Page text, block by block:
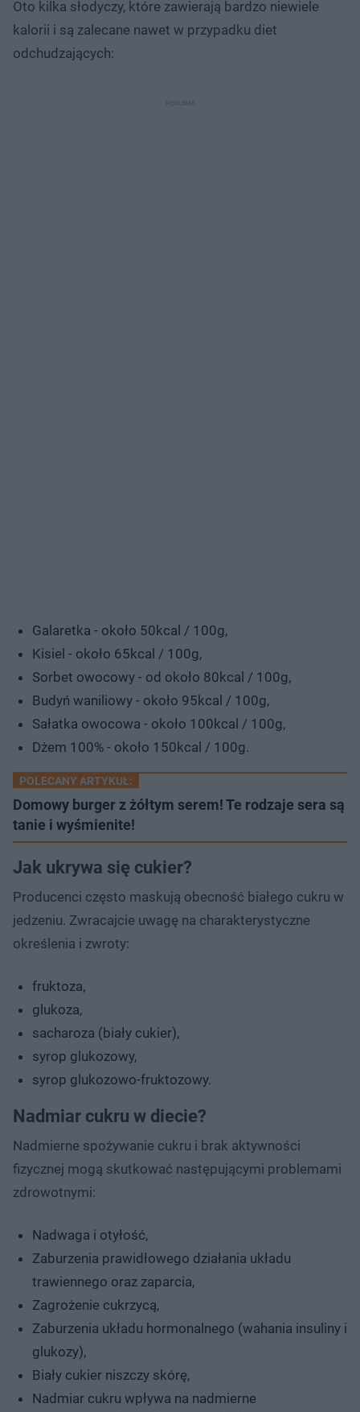
Oto kilka słodyczy, które zawierają bardzo niewiele
kalorii i są zalecane nawet w przypadku diet
odchudzających:
Galaretka - około 50kcal / 100g,
Kisiel - około 65kcal / 100g,
Sorbet owocowy - od około 80kcal / 100g,
Budyń waniliowy - około 95kcal / 100g,
Sałatka owocowa - około 100kcal / 100g,
Dżem 100% - około 150kcal / 100g.
POLECANY ARTYKUŁ:
Domowy burger z żółtym serem! Te rodzaje sera są
tanie i wyśmienite!
Jak ukrywa się cukier?
Producenci często maskują obecność białego cukru w
jedzeniu. Zwracajcie uwagę na charakterystyczne
określenia i zwroty:
fruktoza,
glukoza,
sacharoza (biały cukier),
syrop glukozowy,
syrop glukozowo-fruktozowy.
Nadmiar cukru w diecie?
Nadmierne spożywanie cukru i brak aktywności
fizycznej mogą skutkować następującymi problemami
zdrowotnymi:
Nadwaga i otyłość,
Zaburzenia prawidłowego działania układu
trawiennego oraz zaparcia,
Zagrożenie cukrzycą,
Zaburzenia układu hormonalnego (wahania insuliny i
glukozy),
Biały cukier niszczy skórę,
Nadmiar cukru wpływa na nadmierne